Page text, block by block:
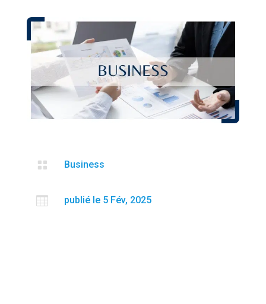
 Business
 publié le 5 Fév, 2025